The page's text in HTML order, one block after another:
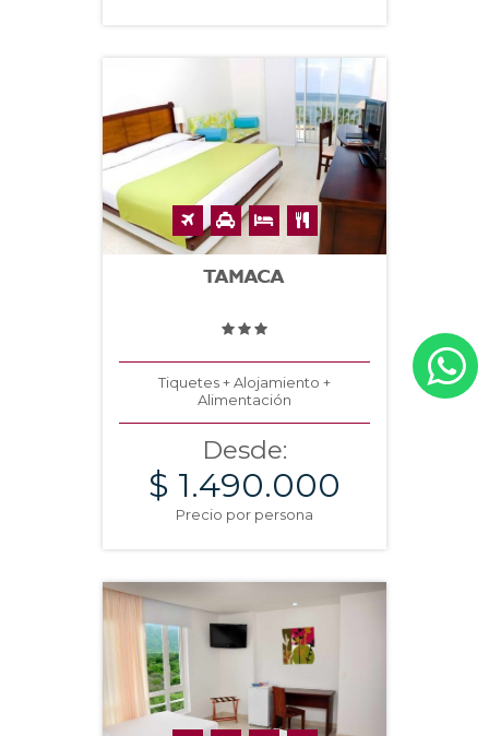
TAMACA
Tiquetes + Alojamiento +
Alimentación
Desde:
$ 1.490.000
Precio por persona